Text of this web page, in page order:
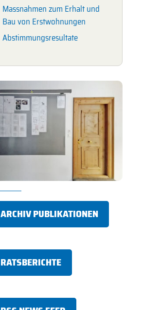
Massnahmen zum Erhalt und
Bau von Erstwohnungen
Abstimmungsresultate
ARCHIV PUBLIKATIONEN
RATSBERICHTE